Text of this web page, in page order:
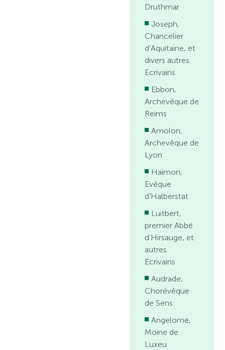
Druthmar
Joseph,
Chancelier
d’Aquitaine, et
divers autres
Ecrivains
Ebbon,
Archevêque de
Reims
Amolon,
Archevêque de
Lyon
Haimon,
Evêque
d’Halberstat
Luitbert,
premier Abbé
d’Hirsauge, et
autres
Ecrivains
Audrade,
Chorévêque
de Sens
Angelome,
Moine de
Luxeu